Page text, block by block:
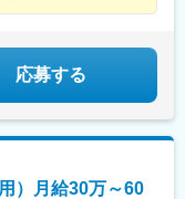
応募する
）月給30万～60